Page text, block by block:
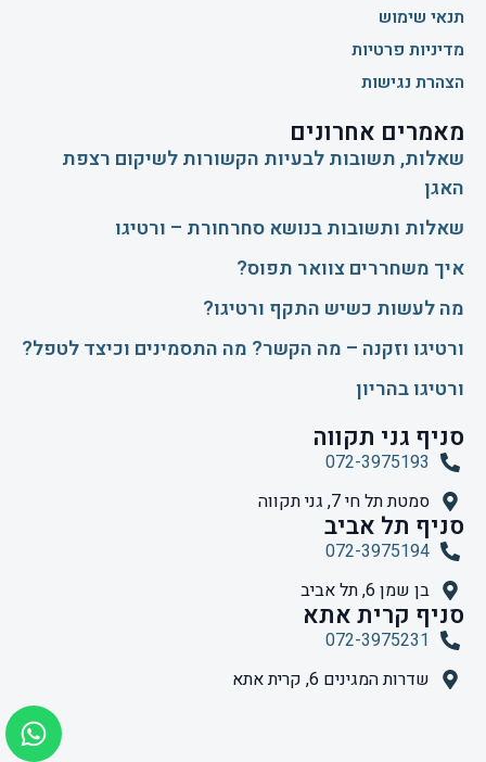
תנאי שימוש
מדיניות פרטיות
הצהרת נגישות
מאמרים אחרונים
שאלות, תשובות לבעיות הקשורות לשיקום רצפת
האגן
שאלות ותשובות בנושא סחרחורת – ורטיגו
איך משחררים צוואר תפוס?
​מה לעשות כשיש התקף ורטיגו?
ורטיגו וזקנה – מה הקשר? מה התסמינים וכיצד לטפל?
ורטיגו בהריון
סניף גני תקווה
072-3975193
סמטת תל חי 7, גני תקווה
סניף תל אביב
072-3975194
בן שמן 6, תל אביב
סניף קרית אתא
072-3975231
שדרות המגינים 6, קרית אתא